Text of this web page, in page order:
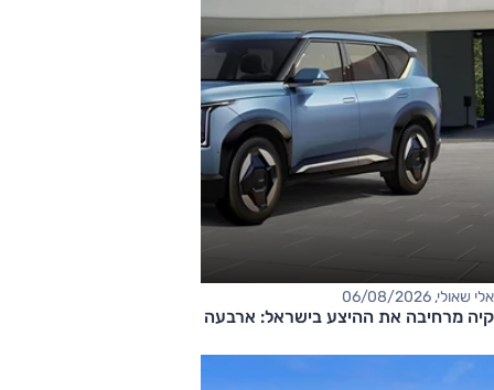
אלי שאולי, 06/08/2026
קיה מרחיבה את ההיצע בישראל: ארבעה דגמים חדשים בדרך